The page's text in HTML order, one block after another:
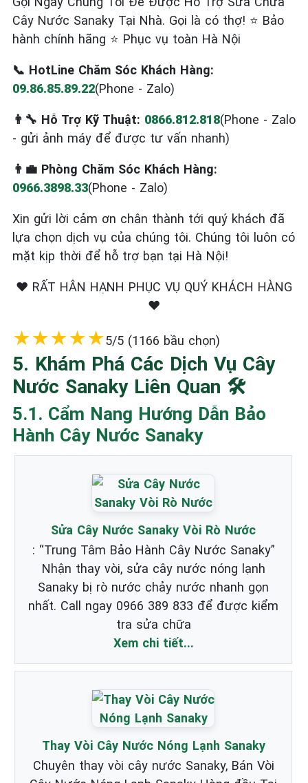
Cây Nước Sanaky Tại Nhà. Gọi là có thợ! ⭐ Bảo
hành chính hãng ⭐ Phục vụ toàn Hà Nội
📞 HotLine Chăm Sóc Khách Hàng:
09.86.85.89.22(Phone - Zalo)
👨‍🔧 Hỗ Trợ Kỹ Thuật: 0866.812.818(Phone - Zalo
- gửi ảnh máy để được tư vấn nhanh)
👨‍💼 Phòng Chăm Sóc Khách Hàng:
0966.3898.33(Phone - Zalo)
Xin gửi lời cảm ơn chân thành tới quý khách đã
lựa chọn dịch vụ của chúng tôi. Chúng tôi luôn có
mặt kịp thời để hỗ trợ bạn tại Hà Nội!
❤️ RẤT HÂN HẠNH PHỤC VỤ QUÝ KHÁCH HÀNG
❤️
★★★★★5/5 (1166 bầu chọn)
5. Khám Phá Các Dịch Vụ Cây
Nước Sanaky Liên Quan 🛠️
5.1. Cẩm Nang Hướng Dẫn Bảo
Hành Cây Nước Sanaky
Sửa Cây Nước Sanaky Vòi Rò Nước
: “Trung Tâm Bảo Hành Cây Nước Sanaky”
Nhận thay vòi, sửa cây nước nóng lạnh
Sanaky bị rò nước chảy nước nhanh gọn
nhất. Call ngay 0966 389 833 để được kiểm
tra sửa chữa
Xem chi tiết...
Thay Vòi Cây Nước Nóng Lạnh Sanaky
Chuyên thay vòi cây nước Sanaky, Bán Vòi